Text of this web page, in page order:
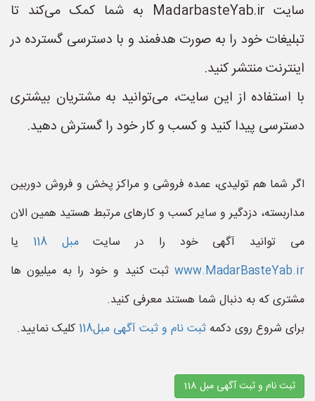
سایت MadarbasteYab.ir به شما کمک می‌کند تا
تبلیغات خود را به صورت هدفمند و با دسترسی گسترده در
اینترنت منتشر کنید.
با استفاده از این سایت، می‌توانید به مشتریان بیشتری
دسترسی پیدا کنید و کسب و کار خود را گسترش دهید.
اگر شما هم تولیدی، عمده فروشی و مراکز پخش و فروش دوربین
مداربسته، دزدگیر و سایر کسب و کارهای مرتبط هستید همین الان
می توانید آگهی خود را در سایتمبل 118
یا
www.MadarBasteYab.ir ثبت کنید و خود را به میلیون ها
مشتری که به دنبال شما هستند معرفی کنید.
برای شروع روی دکمه ثبت نام و ثبت آگهی مبل118 کلیک نمایید.
ثبت نام و ثبت آگهی مبل 118